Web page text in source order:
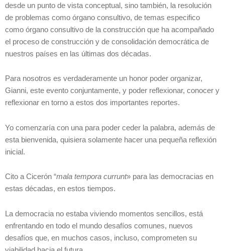
desde un punto de vista conceptual, sino también, la resolución
de problemas como órgano consultivo, de temas especifico
como órgano consultivo de la construcción que ha acompañado
el proceso de construcción y de consolidación democrática de
nuestros países en las últimas dos décadas.
Para nosotros es verdaderamente un honor poder organizar,
Gianni, este evento conjuntamente, y poder reflexionar, conocer y
reflexionar en torno a estos dos importantes reportes.
Yo comenzaría con una para poder ceder la palabra, además de
esta bienvenida, quisiera solamente hacer una pequeña reflexión
inicial.
Cito a Cicerón “mala tempora currunt» para las democracias en
estas décadas, en estos tiempos.
La democracia no estaba viviendo momentos sencillos, está
enfrentando en todo el mundo desafíos comunes, nuevos
desafíos que, en muchos casos, incluso, comprometen su